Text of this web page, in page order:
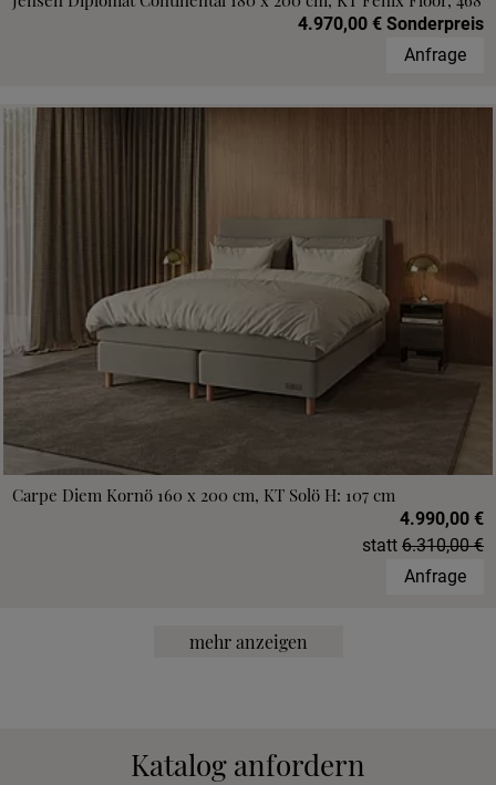
4.970,00 € Sonderpreis
Anfrage
Carpe Diem Kornö 160 x 200 cm, KT Solö H: 107 cm
4.990,00 €
statt 6.310,00 €
Anfrage
mehr anzeigen
Katalog anfordern